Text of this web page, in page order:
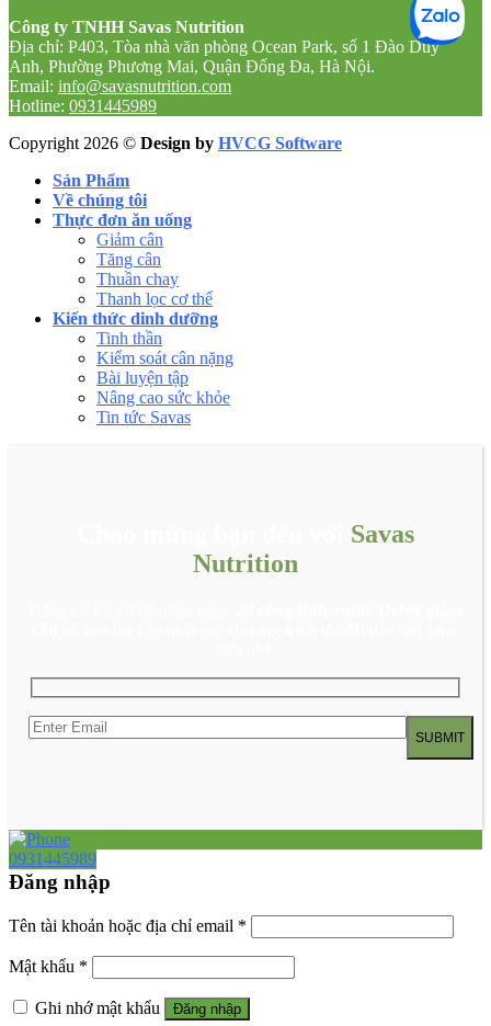
Công ty TNHH Savas Nutrition
Địa chỉ: P403, Tòa nhà văn phòng Ocean Park, số 1 Đào Duy
Anh, Phường Phương Mai, Quận Đống Đa, Hà Nội.
Email: info@savasnutrition.com
Hotline: 0931445989
Copyright 2026 © Design by HVCG Software
Sản Phẩm
Về chúng tôi
Thực đơn ăn uống
Giảm cân
Tăng cân
Thuần chay
Thanh lọc cơ thể
Kiến thức dinh dưỡng
Tinh thần
Kiểm soát cân nặng
Bài luyện tập
Nâng cao sức khỏe
Tin tức Savas
Savas
Nutrition
0931445989
Đăng nhập
Tên tài khoản hoặc địa chỉ email *
Mật khẩu *
Ghi nhớ mật khẩu Đăng nhập